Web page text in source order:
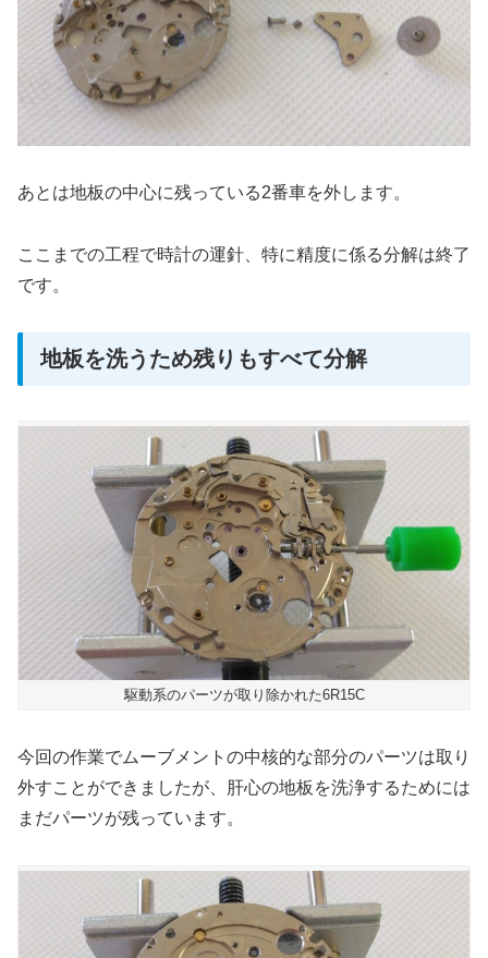
あとは地板の中心に残っている2番車を外します。
ここまでの工程で時計の運針、特に精度に係る分解は終了
です。
地板を洗うため残りもすべて分解
駆動系のパーツが取り除かれた6R15C
今回の作業でムーブメントの中核的な部分のパーツは取り
外すことができましたが、肝心の地板を洗浄するためには
まだパーツが残っています。